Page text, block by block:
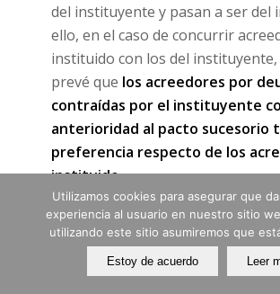
del instituyente y pasan a ser del
ello, en el caso de concurrir
instituido con los del instituyente,
prevé que los acreedores por
contraídas por el instituyente
anterioridad al pacto sucesorio
preferencia respecto de los
instituido.
Por último, en lo que respecta a los
pacto de presenteuna vez ha
instituyente:
Utilizamos cookies para asegurar que
experiencia al usuario en nuestro sitio
utilizando este sitio asumiremos que
Estoy de acuerdo Leer